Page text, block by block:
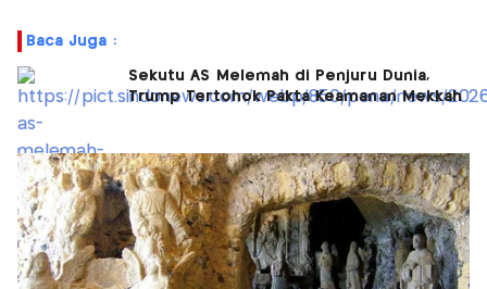
Baca Juga :
Sekutu AS Melemah di Penjuru Dunia,
Trump Tertohok Pakta Keamanan Mekkah